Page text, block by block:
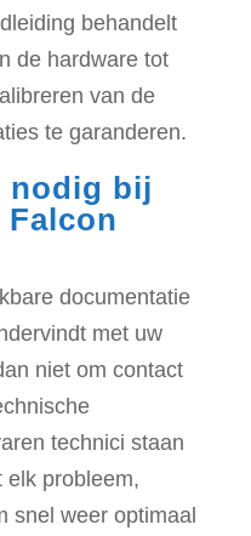
behandelt
de hardware tot
van de
te garanderen.
nodig bij
documentatie
met uw
niet om contact
technici staan
elk probleem,
snel weer optimaal